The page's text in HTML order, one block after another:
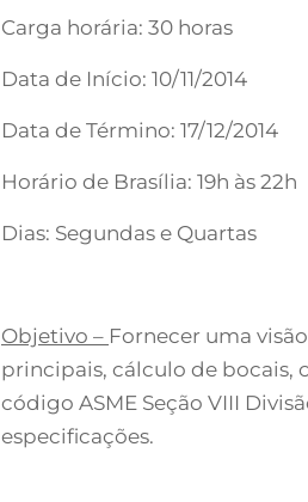
Carga horária: 30 horas
Data de Início: 10/11/2014
Data de Término: 17/12/2014
Horário de Brasília: 19h às 22h
Dias: Segundas e Quartas
Objetivo – Fornecer uma
principais, cálculo de bocais,
código ASME Seção VIII
especificações.